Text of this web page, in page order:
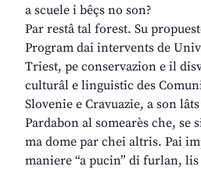
a scuele i bêçs no son?
Par restâ tal forest. Su
Program dai intervents de
Triest, pe conservazion e il
culturâl e linguistic des
Slovenie e Cravuazie, a son
Pardabon al somearès che, se
ma dome par chei altris. Pai
maniere “a pucin” di furlan, lis